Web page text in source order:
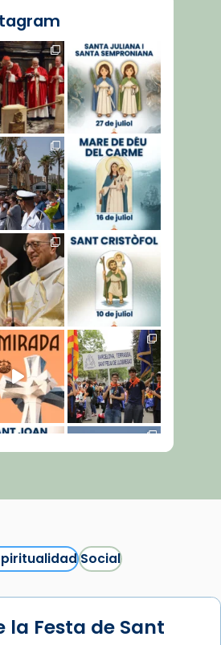
Social
Festa de Sant